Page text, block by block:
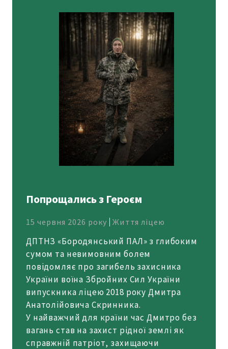
Попрощались з Героєм
15 червня 2026 року Життя ліцею
ДПТНЗ «Бородянський ПАЛ» з глибоким
сумом та невимовним болем
повідомляє про загибель захисника
України воїна Збройних Сил України
випускника ліцею 2018 року Дмитра
Анатолійовича Скринника.
У найважчий для країни час Дмитро без
вагань став на захист рідної землі як
справжній патріот, захищаючи